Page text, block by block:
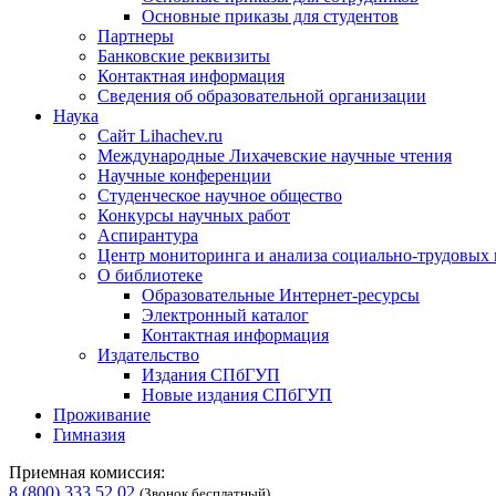
Основные приказы для студентов
Партнеры
Банковские реквизиты
Контактная информация
Сведения об образовательной организации
Наука
Сайт Lihachev.ru
Международные Лихачевские научные чтения
Научные конференции
Студенческое научное общество
Конкурсы научных работ
Аспирантура
Центр мониторинга и анализа социально-трудовых
О библиотеке
Образовательные Интернет-ресурсы
Электронный каталог
Контактная информация
Издательство
Издания СПбГУП
Новые издания СПбГУП
Проживание
Гимназия
Приемная комиссия:
8 (800) 333 52 02